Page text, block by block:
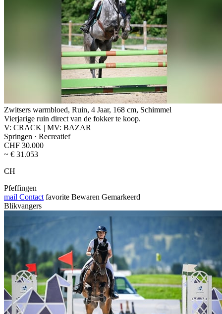
Zwitsers warmbloed, Ruin, 4 Jaar, 168 cm, Schimmel
Vierjarige ruin direct van de fokker te koop.
V: CRACK | MV: BAZAR
Springen · Recreatief
CHF 30.000
~ € 31.053
CH
Pfeffingen
mail Contact favorite Bewaren Gemarkeerd
Blikvangers